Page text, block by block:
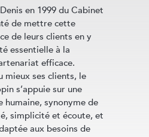
en 1999 du Cabinet
de mettre cette
de leurs clients en y
essentielle à la
efficace.
mieux ses clients, le
s’appuie sur une
synonyme de
simplicité et écoute, et
aux besoins de